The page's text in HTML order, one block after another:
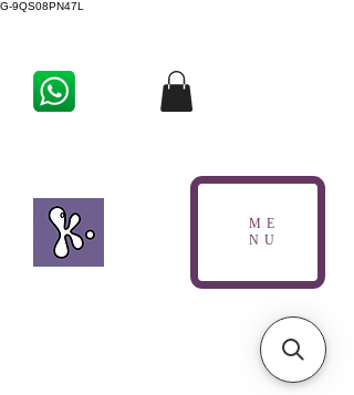
G-9QS08PN47L
ME
NU